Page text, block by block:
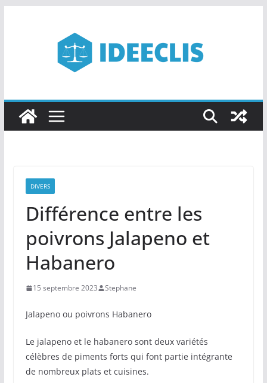
DIVERS
Différence entre les
poivrons Jalapeno et
Habanero
15 septembre 2023 Stephane
Jalapeno ou poivrons Habanero
Le jalapeno et le habanero sont deux variétés
célèbres de piments forts qui font partie intégrante
de nombreux plats et cuisines.